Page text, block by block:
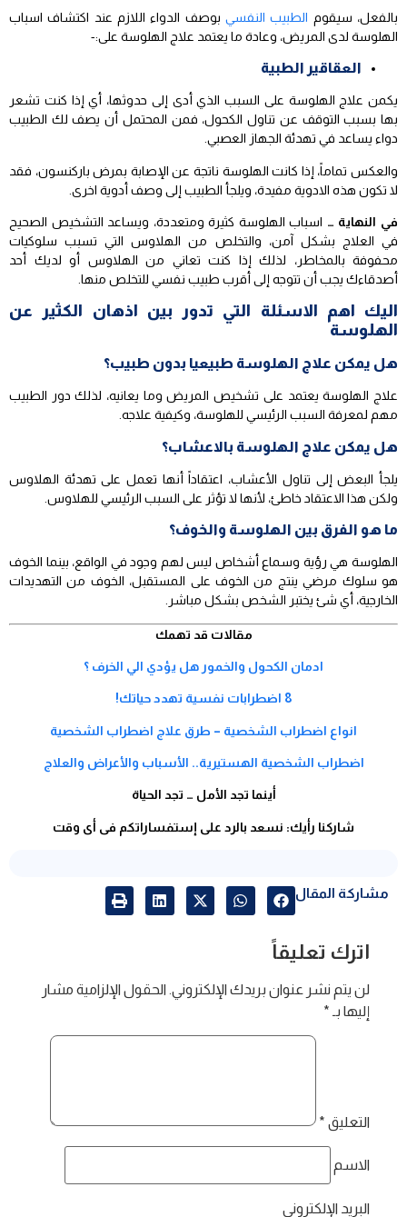
بالفعل، سيقوم الطبيب النفسي بوصف الدواء اللازم عند اكتشاف اسباب
الهلوسة لدى المريض، وعادة ما يعتمد علاج الهلوسة على:-
العقاقير الطبية
يكمن علاج الهلوسة على السبب الذي أدى إلى حدوثها، أي إذا كنت تشعر
بها بسبب التوقف عن تناول الكحول، فمن المحتمل أن يصف لك الطبيب
دواء يساعد في تهدئة الجهاز العصبي.
والعكس تماماً، إذا كانت الهلوسة ناتجة عن الإصابة بمرض باركنسون، فقد
لا تكون هذه الادوية مفيدة، ويلجأ الطبيب إلى وصف أدوية اخرى.
في النهاية … اسباب الهلوسة كثيرة ومتعددة، ويساعد التشخيص الصحيح
في العلاج بشكل آمن، والتخلص من الهلاوس التي تسبب سلوكيات
محفوفة بالمخاطر، لذلك إذا كنت تعاني من الهلاوس أو لديك أحد
أصدقاءك يجب أن تتوجه إلى أقرب طبيب نفسي للتخلص منها.
اليك اهم الاسئلة التي تدور بين اذهان الكثير عن
الهلوسة
هل يمكن علاج الهلوسة طبيعيا بدون طبيب؟
علاج الهلوسة يعتمد على تشخيص المريض وما يعانيه، لذلك دور الطبيب
مهم لمعرفة السبب الرئيسي للهلوسة، وكيفية علاجه.
هل يمكن علاج الهلوسة بالاعشاب؟
يلجأ البعض إلى تناول الأعشاب، اعتقاداً أنها تعمل على تهدئة الهلاوس
ولكن هذا الاعتقاد خاطئ، لأنها لا تؤثر على السبب الرئيسي للهلاوس.
ما هو الفرق بين الهلوسة والخوف؟
الهلوسة هي رؤية وسماع أشخاص ليس لهم وجود في الواقع، بينما الخوف
هو سلوك مرضي ينتج من الخوف على المستقبل، الخوف من التهديدات
الخارجية، أي شئ يختبر الشخص بشكل مباشر.
مقالات قد تهمك
ادمان الكحول والخمور هل يؤدي الي الخرف ؟
8 اضطرابات نفسية تهدد حياتك!
انواع اضطراب الشخصية – طرق علاج اضطراب الشخصية
اضطراب الشخصية الهستيرية.. الأسباب والأعراض والعلاج
أينما تجد الأمل … تجد الحياة
شاركنا رأيك: نسعد بالرد على إستفساراتكم فى أى وقت
مشاركة المقال
اترك تعليقاً
لن يتم نشر عنوان بريدك الإلكتروني. الحقول الإلزامية مشار
إليها بـ *
التعليق *
الاسم
البريد الإلكتروني